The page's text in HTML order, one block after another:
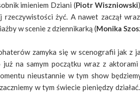
imieniem Dziani (Piotr Wiszniowski
rzeczywistości żyć. A nawet zaczął
w scenie z dziennikarką (Monika
zamyka się w scenografii jak z
na samym początku wraz z
nieustannie w tym show
w tym świecie pieniędzy